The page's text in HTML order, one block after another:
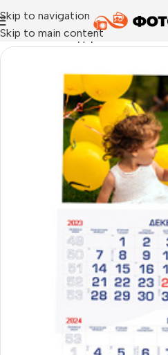
Skip to navigation
Skip to main content
Начало›Календари 2026